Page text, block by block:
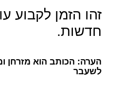
זהו הזמן לקבוע
חדשות.
הערה: הכותב הוא מזרחן
לשעבר